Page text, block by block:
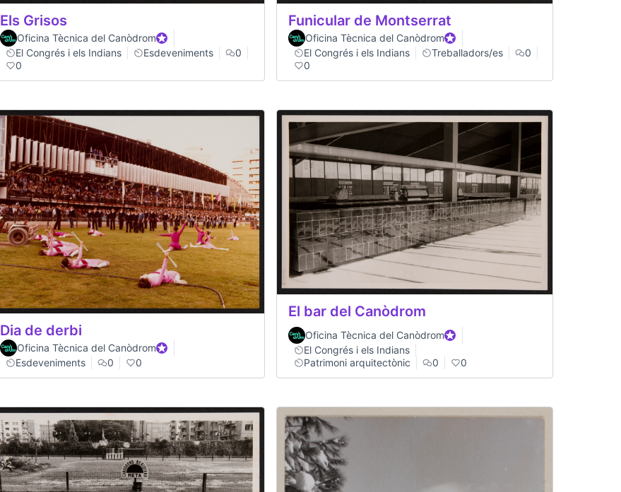
Els Grisos
Oficina Tècnica del CanòdromParticipant oficial
El Congrés i els Indians
Esdeveniments
0
0
Funicular de Montserrat
Oficina Tècnica del CanòdromParticipant oficial
El Congrés i els Indians
Treballadors/es
0
0
Dia de derbi
Oficina Tècnica del CanòdromParticipant oficial
Esdeveniments
0 0
El bar del Canòdrom
Oficina Tècnica del CanòdromParticipant oficial
El Congrés i els Indians
Patrimoni arquitectònic
0 0